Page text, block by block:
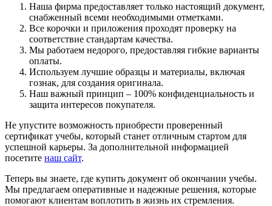
Наша фирма предоставляет только настоящий документ,
снабженный всеми необходимыми отметками.
Все корочки и приложения проходят проверку на
соответствие стандартам качества.
Мы работаем недорого, предоставляя гибкие варианты
оплаты.
Используем лучшие образцы и материалы, включая
гознак, для создания оригинала.
Наш важный принцип – 100% конфиденциальность и
защита интересов покупателя.
Не упустите возможность приобрести проверенный
сертификат учебы, который станет отличным стартом для
успешной карьеры. За дополнительной информацией
посетите наш сайт.
Теперь вы знаете, где купить документ об окончании учебы.
Мы предлагаем оперативные и надежные решения, которые
помогают клиентам воплотить в жизнь их стремления.